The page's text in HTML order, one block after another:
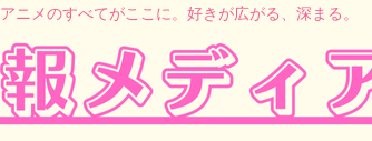
アニメのすべてがここに。好きが広がる、深まる。